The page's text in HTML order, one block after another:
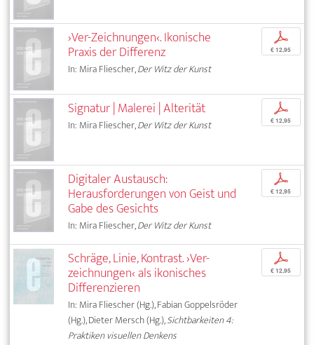
›Ver-Zeichnungen‹. Ikonische
Praxis der Differenz
In: Mira Fliescher,Der Witz der Kunst
p
€ 12,95
Signatur | Malerei | Alterität
In: Mira Fliescher,Der Witz der Kunst
p
€ 12,95
Digitaler Austausch:
Herausforderungen von Geist und
Gabe des Gesichts
In: Mira Fliescher,Der Witz der Kunst
p
€ 12,95
Schräge, Linie, Kontrast. ›Ver-
zeichnungen‹ als ikonisches
Differenzieren
In: Mira Fliescher (Hg.), Fabian Goppelsröder
(Hg.), Dieter Mersch (Hg.),Sichtbarkeiten 4:
Praktiken visuellen Denkens
p
€ 12,95